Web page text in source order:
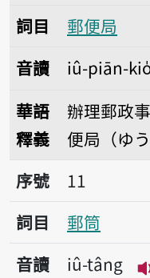
詞目
郵便局
音讀
iû-piān-
華語
釋義
辦理郵政
便局（ゆ
序號11郵筒
序號
11
詞目
郵筒
音讀
iû-tâng